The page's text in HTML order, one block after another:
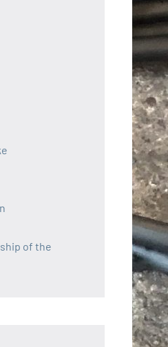
of the